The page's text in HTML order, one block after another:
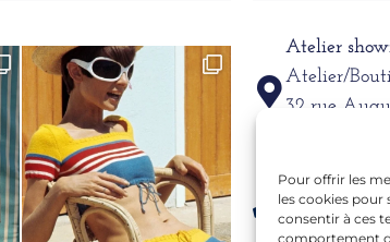
Pour offrir les
les cookies pour
consentir à ces
comportement
Atelier
Atelier/
32 rue
69002
Téléphone
06 15 61 39